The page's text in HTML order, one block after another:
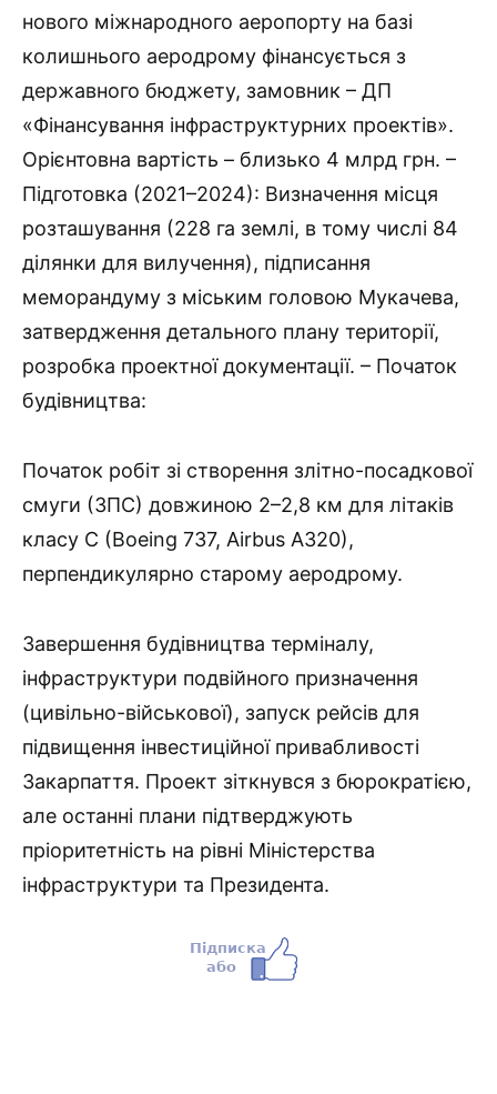
нового міжнародного аеропорту на базі
колишнього аеродрому фінансується з
державного бюджету, замовник – ДП
«Фінансування інфраструктурних проектів».
Орієнтовна вартість – близько 4 млрд грн. –
Підготовка (2021–2024): Визначення місця
розташування (228 га землі, в тому числі 84
ділянки для вилучення), підписання
меморандуму з міським головою Мукачева,
затвердження детального плану території,
розробка проектної документації. – Початок
будівництва:
Початок робіт зі створення злітно-посадкової
смуги (ЗПС) довжиною 2–2,8 км для літаків
класу C (Boeing 737, Airbus A320),
перпендикулярно старому аеродрому.
Завершення будівництва терміналу,
інфраструктури подвійного призначення
(цивільно-військової), запуск рейсів для
підвищення інвестиційної привабливості
Закарпаття. Проект зіткнувся з бюрократією,
але останні плани підтверджують
пріоритетність на рівні Міністерства
інфраструктури та Президента.